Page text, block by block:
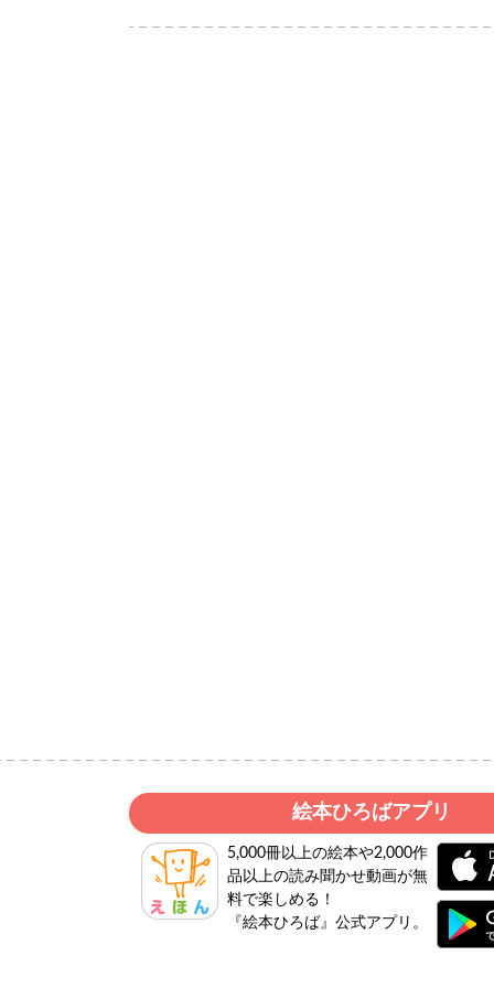
絵本ひろばアプリ
5,000冊以上の絵本や2,000作
品以上の読み聞かせ動画が無
料で楽しめる！
『絵本ひろば』公式アプリ。